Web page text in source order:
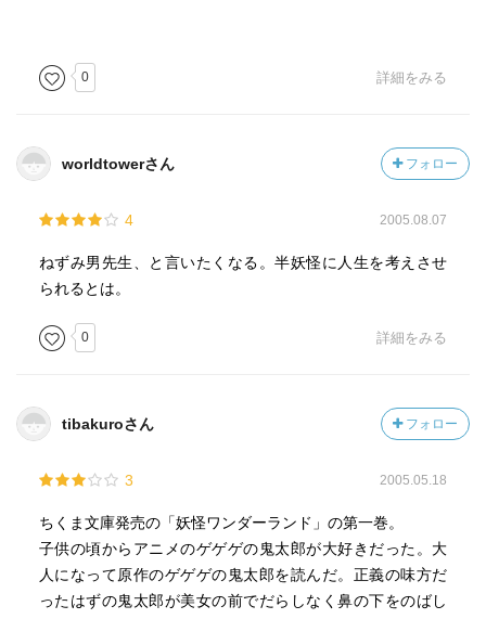
0 詳細をみる
worldtowerさん フォロー
4 2005.08.07
ねずみ男先生、と言いたくなる。半妖怪に人生を考えさせ
られるとは。
0 詳細をみる
tibakuroさん フォロー
3 2005.05.18
ちくま文庫発売の「妖怪ワンダーランド」の第一巻。
子供の頃からアニメのゲゲゲの鬼太郎が大好きだった。大
人になって原作のゲゲゲの鬼太郎を読んだ。正義の味方だ
ったはずの鬼太郎が美女の前でだらしなく鼻の下をのばし